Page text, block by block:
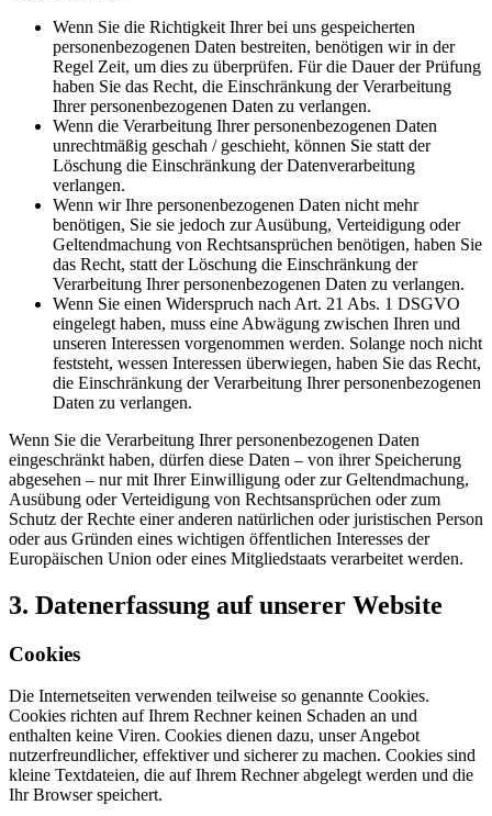
Wenn Sie die Richtigkeit Ihrer bei uns gespeicherten
personenbezogenen Daten bestreiten, benötigen wir in der
Regel Zeit, um dies zu überprüfen. Für die Dauer der Prüfung
haben Sie das Recht, die Einschränkung der Verarbeitung
Ihrer personenbezogenen Daten zu verlangen.
Wenn die Verarbeitung Ihrer personenbezogenen Daten
unrechtmäßig geschah / geschieht, können Sie statt der
Löschung die Einschränkung der Datenverarbeitung
verlangen.
Wenn wir Ihre personenbezogenen Daten nicht mehr
benötigen, Sie sie jedoch zur Ausübung, Verteidigung oder
Geltendmachung von Rechtsansprüchen benötigen, haben Sie
das Recht, statt der Löschung die Einschränkung der
Verarbeitung Ihrer personenbezogenen Daten zu verlangen.
Wenn Sie einen Widerspruch nach Art. 21 Abs. 1 DSGVO
eingelegt haben, muss eine Abwägung zwischen Ihren und
unseren Interessen vorgenommen werden. Solange noch nicht
feststeht, wessen Interessen überwiegen, haben Sie das Recht,
die Einschränkung der Verarbeitung Ihrer personenbezogenen
Daten zu verlangen.
Wenn Sie die Verarbeitung Ihrer personenbezogenen Daten
eingeschränkt haben, dürfen diese Daten – von ihrer Speicherung
abgesehen – nur mit Ihrer Einwilligung oder zur Geltendmachung,
Ausübung oder Verteidigung von Rechtsansprüchen oder zum
Schutz der Rechte einer anderen natürlichen oder juristischen Person
oder aus Gründen eines wichtigen öffentlichen Interesses der
Europäischen Union oder eines Mitgliedstaats verarbeitet werden.
3. Datenerfassung auf unserer Website
Cookies
Die Internetseiten verwenden teilweise so genannte Cookies.
Cookies richten auf Ihrem Rechner keinen Schaden an und
enthalten keine Viren. Cookies dienen dazu, unser Angebot
nutzerfreundlicher, effektiver und sicherer zu machen. Cookies sind
kleine Textdateien, die auf Ihrem Rechner abgelegt werden und die
Ihr Browser speichert.